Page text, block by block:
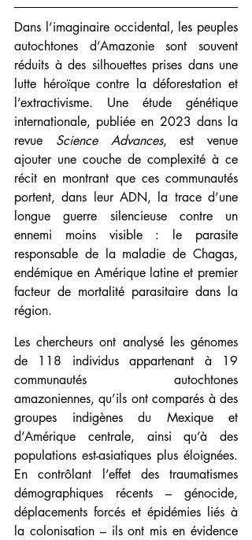
Dans l’imaginaire occidental, les peuples
autochtones d’Amazonie sont souvent
réduits à des silhouettes prises dans une
lutte héroïque contre la déforestation et
l’extractivisme. Une étude génétique
internationale, publiée en 2023 dans la
revue Science Advances, est venue
ajouter une couche de complexité à ce
récit en montrant que ces communautés
portent, dans leur ADN, la trace d’une
longue guerre silencieuse contre un
ennemi moins visible : le parasite
responsable de la maladie de Chagas,
endémique en Amérique latine et premier
facteur de mortalité parasitaire dans la
région.
Les chercheurs ont analysé les génomes
de 118 individus appartenant à 19
communautés autochtones
amazoniennes, qu’ils ont comparés à des
groupes indigènes du Mexique et
d’Amérique centrale, ainsi qu’à des
populations est-asiatiques plus éloignées.
En contrôlant l’effet des traumatismes
démographiques récents – génocide,
déplacements forcés et épidémies liés à
la colonisation – ils ont mis en évidence